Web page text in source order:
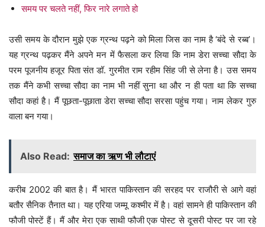
समय पर चलते नहीं, फिर नारे लगाते हो
उसी समय के दौरान मुझे एक ग्रन्थ पढ़ने को मिला जिस का नाम है ‘बंदे से रब्ब’।
यह ग्रन्थ पढ़कर मैंने अपने मन में फैसला कर लिया कि नाम डेरा सच्चा सौदा के
परम पूजनीय हजूर पिता संत डॉ. गुरमीत राम रहीम सिंह जी से लेना है। उस समय
तक मैंने कभी सच्चा सौदा का नाम भी नहीं सुना था और न ही पता था कि सच्चा
सौदा कहां है। मैं पूछता-पूछाता डेरा सच्चा सौदा सरसा पहुंच गया। नाम लेकर गुरु
वाला बन गया।
Also Read: समाज का ऋण भी लौटाएं
करीब 2002 की बात है। मैं भारत पाकिस्तान की सरहद पर राजौरी से आगे वहां
बतौर सैनिक तैनात था। यह एरिया जम्मू कश्मीर में है। वहां सामने ही पाकिस्तान की
फौजी पोस्टें हैं। मैं और मेरा एक साथी फौजी एक पोस्ट से दूसरी पोस्ट पर जा रहे